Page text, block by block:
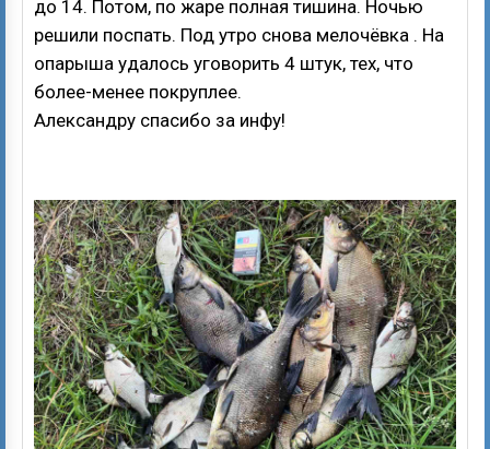
до 14. Потом, по жаре полная тишина. Ночью
решили поспать. Под утро снова мелочёвка . На
опарыша удалось уговорить 4 штук, тех, что
более-менее покруплее.
Александру спасибо за инфу!